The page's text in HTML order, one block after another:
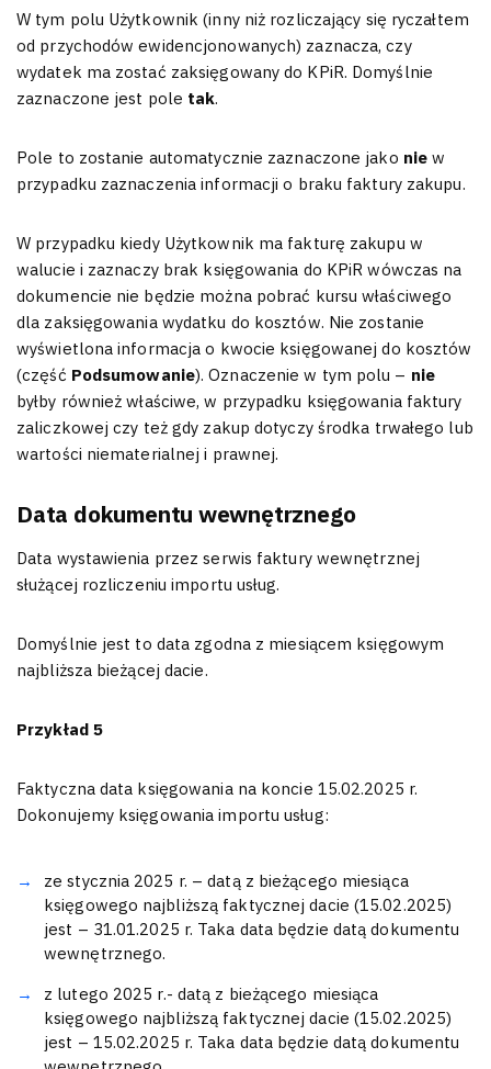
W tym polu Użytkownik (inny niż rozliczający się ryczałtem
od przychodów ewidencjonowanych) zaznacza, czy
wydatek ma zostać zaksięgowany do KPiR. Domyślnie
zaznaczone jest pole tak.
Pole to zostanie automatycznie zaznaczone jako nie w
przypadku zaznaczenia informacji o braku faktury zakupu.
W przypadku kiedy Użytkownik ma fakturę zakupu w
walucie i zaznaczy brak księgowania do KPiR wówczas na
dokumencie nie będzie można pobrać kursu właściwego
dla zaksięgowania wydatku do kosztów. Nie zostanie
wyświetlona informacja o kwocie księgowanej do kosztów
(część Podsumowanie). Oznaczenie w tym polu – nie
byłby również właściwe, w przypadku księgowania faktury
zaliczkowej czy też gdy zakup dotyczy środka trwałego lub
wartości niematerialnej i prawnej.
Data dokumentu wewnętrznego
Data wystawienia przez serwis faktury wewnętrznej
służącej rozliczeniu importu usług.
Domyślnie jest to data zgodna z miesiącem księgowym
najbliższa bieżącej dacie.
Przykład 5
Faktyczna data księgowania na koncie 15.02.2025 r.
Dokonujemy księgowania importu usług:
ze stycznia 2025 r. – datą z bieżącego miesiąca
księgowego najbliższą faktycznej dacie (15.02.2025)
jest – 31.01.2025 r. Taka data będzie datą dokumentu
wewnętrznego.
z lutego 2025 r.- datą z bieżącego miesiąca
księgowego najbliższą faktycznej dacie (15.02.2025)
jest – 15.02.2025 r. Taka data będzie datą dokumentu